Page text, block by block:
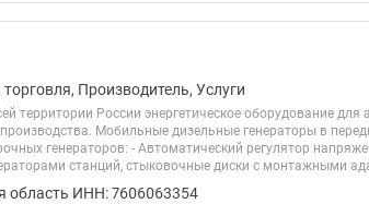
Производитель, Услуги
территории России энергетическое оборудование
Мобильные дизельные генераторы в
генераторов: - Автоматический регулятор
станций, стыковочные диски с монтажными
область ИНН: 7606063354